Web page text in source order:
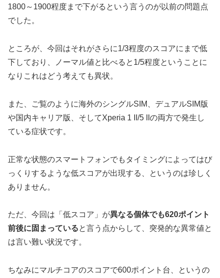
1800～1900程度まで下がるという言うのが以前の問題点
でした。
ところが、今回はそれがさらに1/3程度のスコアにまで低
下しており、ノーマル値と比べると1/5程度ということに
なりこれはどう考えても異状。
また、ご覧のように海外のシングルSIM、デュアルSIM版
や国内キャリア版、そしてXperia 1 II/5 IIの両方で発生し
ている症状です。
正常な状態のスマートフォンでもタイミングによってはび
っくりするような低スコアが出現する、というのは珍しく
ありません。
ただ、今回は「低スコア」が異なる個体でも620ポイント
前後に固まっていると言う点からして、突発的な異常値と
は言い難い状況です。
ちなみにマルチコアのスコアで600ポイント台、というの